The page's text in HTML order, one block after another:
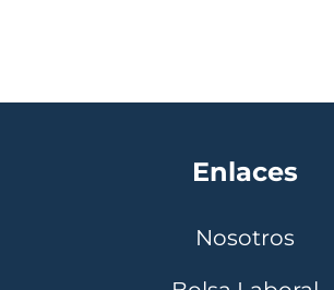
Enlaces
Nosotros